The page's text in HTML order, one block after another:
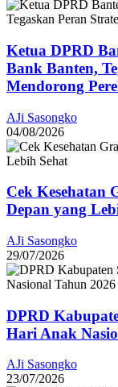
Ketua DPRD
Bank Banten,
Mendorong
AJi Sasongko
04/08/2026
Cek Kesehatan
Depan yang
AJi Sasongko
29/07/2026
DPRD
Hari Anak
AJi Sasongko
23/07/2026